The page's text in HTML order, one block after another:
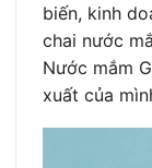
biến, kinh
chai nước
Nước mắm
xuất của